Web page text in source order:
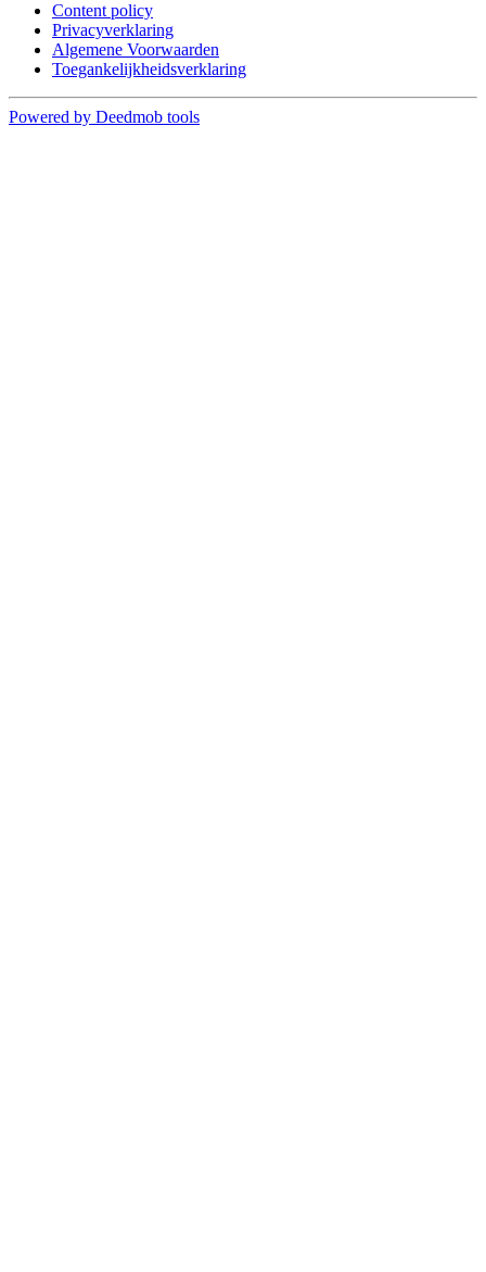
Content policy
Privacyverklaring
Algemene Voorwaarden
Toegankelijkheidsverklaring
Powered by Deedmob tools